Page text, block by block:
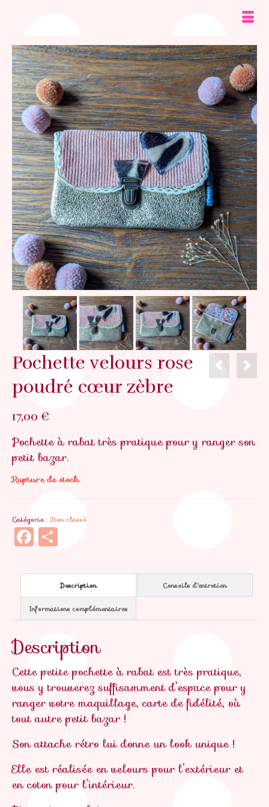
Pochette velours rose
poudré cœur zèbre
17,00 €
Pochette à rabat très pratique pour y ranger son
petit bazar.
Rupture de stock
Catégorie : Non classé
Facebook
Description Conseils d'entretien
Informations complémentaires
Description
Cette petite pochette à rabat est très pratique,
vous y trouverez suffisamment d’espace pour y
ranger votre maquillage, carte de fidélité, où
tout autre petit bazar !
Son attache rétro lui donne un look unique !
Elle est réalisée en velours pour l’extérieur et
en coton pour l’intérieur.